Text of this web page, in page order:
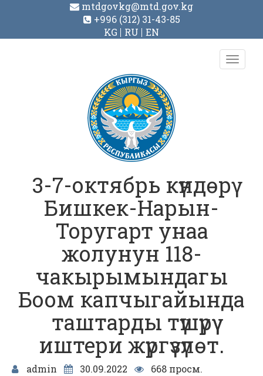
mtdgovkg@mtd.gov.kg
+996 (312) 31-43-85
KG
RU EN
Toggle
3-7-октябрь күндөрү
Бишкек-Нарын-
Торугарт унаа
жолунун 118-
чакырымындагы
Боом капчыгайында
таштарды түшүрүү
иштери жүргүзүлөт.
admin 30.09.2022
668 просм.